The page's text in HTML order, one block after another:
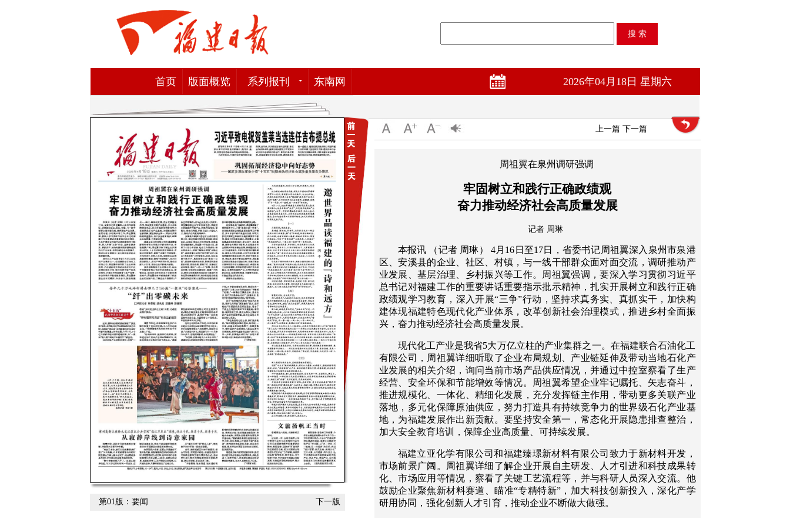
首页 版面概览 系列报刊 东南网 2026年04月18日 星期六
第01版：要闻 下一版
上一篇 下一篇
周祖翼在泉州调研强调
牢固树立和践行正确政绩观
奋力推动经济社会高质量发展
记者 周琳
本报讯 （记者 周琳） 4月16日至17日，省委书记周祖翼深入泉州市泉港
区、安溪县的企业、社区、村镇，与一线干部群众面对面交流，调研推动产
业发展、基层治理、乡村振兴等工作。周祖翼强调，要深入学习贯彻习近平
总书记对福建工作的重要讲话重要指示批示精神，扎实开展树立和践行正确
政绩观学习教育，深入开展“三争”行动，坚持求真务实、真抓实干，加快构
建体现福建特色现代化产业体系，改革创新社会治理模式，推进乡村全面振
兴，奋力推动经济社会高质量发展。
现代化工产业是我省5大万亿立柱的产业集群之一。在福建联合石油化工
有限公司，周祖翼详细听取了企业布局规划、产业链延伸及带动当地石化产
业发展的相关介绍，询问当前市场产品供应情况，并通过中控室察看了生产
经营、安全环保和节能增效等情况。周祖翼希望企业牢记嘱托、矢志奋斗，
推进规模化、一体化、精细化发展，充分发挥链主作用，带动更多关联产业
落地，多元化保障原油供应，努力打造具有持续竞争力的世界级石化产业基
地，为福建发展作出新贡献。要坚持安全第一，常态化开展隐患排查整治，
加大安全教育培训，保障企业高质量、可持续发展。
福建立亚化学有限公司和福建臻璟新材料有限公司致力于新材料开发，
市场前景广阔。周祖翼详细了解企业开展自主研发、人才引进和科技成果转
化、市场应用等情况，察看了关键工艺流程等，并与科研人员深入交流。他
鼓励企业聚焦新材料赛道、瞄准“专精特新”，加大科技创新投入，深化产学
研用协同，强化创新人才引育，推动企业不断做大做强。